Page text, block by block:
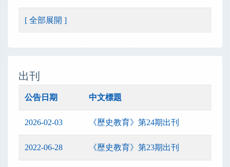
[ 全部展開 ]
出刊
公告日期 中文標題
2026-02-03 《歷史教育》第24期出刊
2022-06-28 《歷史教育》第23期出刊